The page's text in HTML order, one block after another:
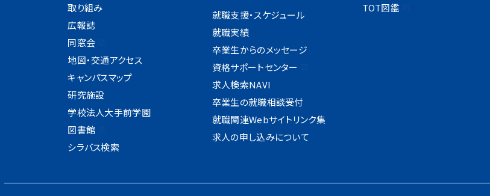
取り組み
広報誌
同窓会
地図・交通アクセス
キャンパスマップ
研究施設
学校法人大手前学園
図書館
シラバス検索
就職支援・スケジュール
就職実績
卒業生からのメッセージ
資格サポートセンター
求人検索NAVI
卒業生の就職相談受付
就職関連Webサイトリンク集
求人の申し込みについて
TOT図鑑